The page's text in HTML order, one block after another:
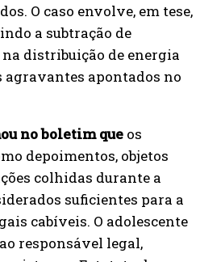
O caso envolve, em tese,
a subtração de
distribuição de energia
agravantes apontados no
no boletim que os
depoimentos, objetos
colhidas durante a
suficientes para a
cabíveis. O adolescente
responsável legal,